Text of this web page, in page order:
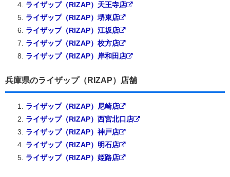
ライザップ（RIZAP）天王寺店
ライザップ（RIZAP）堺東店
ライザップ（RIZAP）江坂店
ライザップ（RIZAP）枚方店
ライザップ（RIZAP）岸和田店
兵庫県のライザップ（RIZAP）店舗
ライザップ（RIZAP）尼崎店
ライザップ（RIZAP）西宮北口店
ライザップ（RIZAP）神戸店
ライザップ（RIZAP）明石店
ライザップ（RIZAP）姫路店